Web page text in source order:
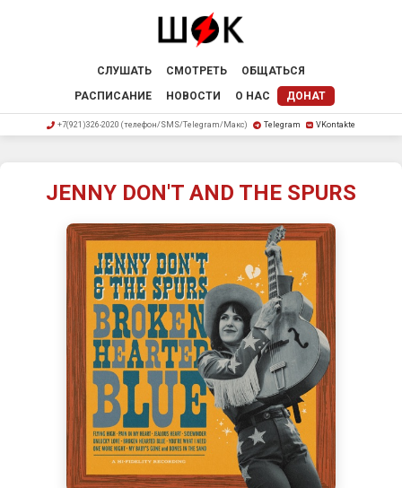
СЛУШАТЬ СМОТРЕТЬ
ОБЩАТЬСЯ
РАСПИСАНИЕ
НОВОСТИ О НАС ДОНАТ
+7(921)326-2020 (телефон/SMS/Telegram/Макс) Telegram VKontakte
JENNY DON'T AND THE SPURS